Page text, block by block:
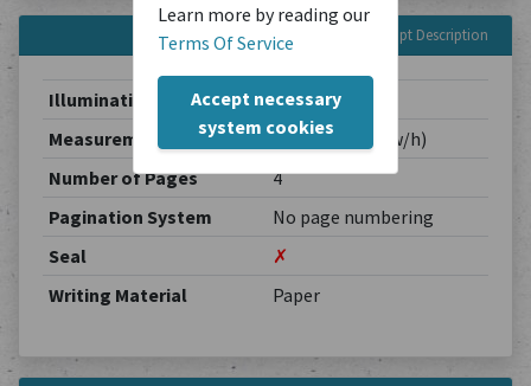
Learn more by reading our
Terms Of Service
Accept necessary
system cookies
Manuscript Description
Illuminations
✗
Measurements
0.00 / 0.00 cm (w/h)
Number of Pages
4
Pagination System
No page numbering
Seal
✗
Writing Material
Paper